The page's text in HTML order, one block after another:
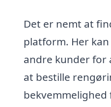
Det er nemt at
platform. Her
andre kunder for
at bestille
bekvemmelighed